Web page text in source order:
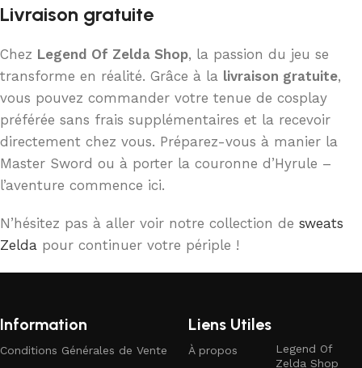
Livraison gratuite
Chez Legend Of Zelda Shop, la passion du jeu se
transforme en réalité. Grâce à la livraison gratuite,
vous pouvez commander votre tenue de cosplay
préférée sans frais supplémentaires et la recevoir
directement chez vous. Préparez-vous à manier la
Master Sword ou à porter la couronne d’Hyrule –
l’aventure commence ici.
N’hésitez pas à aller voir notre collection de sweats
Zelda pour continuer votre périple !
Information
Conditions Générales de Vente
Liens Utiles
À propos
Legend Of
Zelda Shop